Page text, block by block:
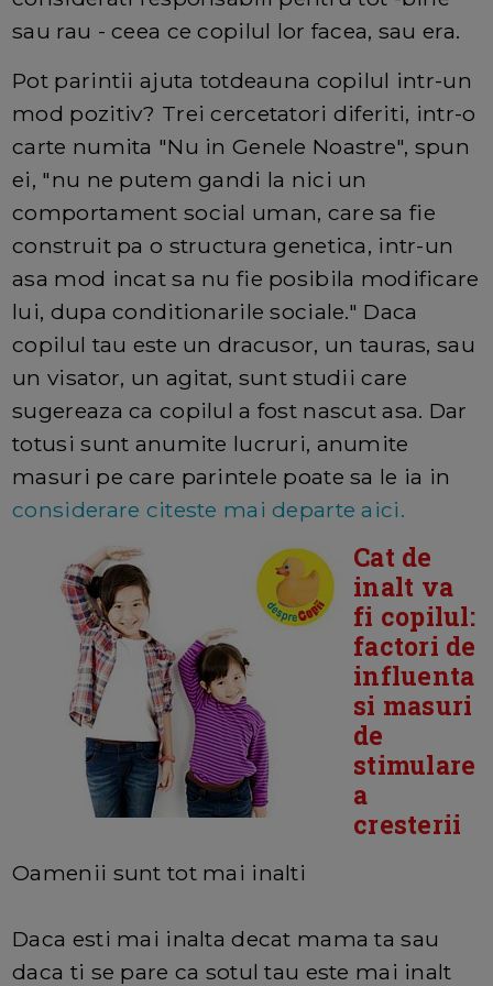
sau rau - ceea ce copilul lor facea, sau era.
Pot parintii ajuta totdeauna copilul intr-un
mod pozitiv? Trei cercetatori diferiti, intr-o
carte numita "Nu in Genele Noastre", spun
ei, "nu ne putem gandi la nici un
comportament social uman, care sa fie
construit pa o structura genetica, intr-un
asa mod incat sa nu fie posibila modificare
lui, dupa conditionarile sociale." Daca
copilul tau este un dracusor, un tauras, sau
un visator, un agitat, sunt studii care
sugereaza ca copilul a fost nascut asa. Dar
totusi sunt anumite lucruri, anumite
masuri pe care parintele poate sa le ia in
considerare citeste mai departe aici.
Cat de
inalt va
fi copilul:
factori de
influenta
si masuri
de
stimulare
a
cresterii
Oamenii sunt tot mai inalti
Daca esti mai inalta decat mama ta sau
daca ti se pare ca sotul tau este mai inalt